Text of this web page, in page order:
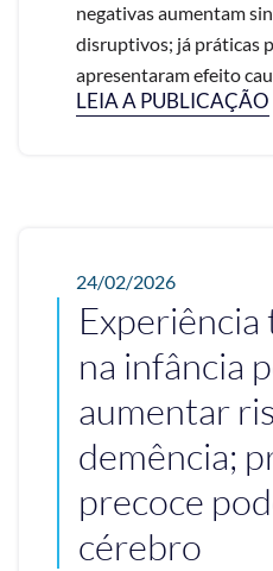
negativas aumentam
disruptivos; já práticas
apresentaram efeito
LEIA A PUBLICAÇÃO
24/02/2026
na infância
aumentar
demência;
precoce
cérebro